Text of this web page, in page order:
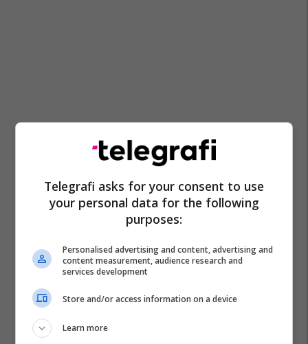
Telegrafi asks for your consent to use
your personal data for the following
purposes:
Personalised advertising and content, advertising and
content measurement, audience research and
services development
Store and/or access information on a device
Learn more